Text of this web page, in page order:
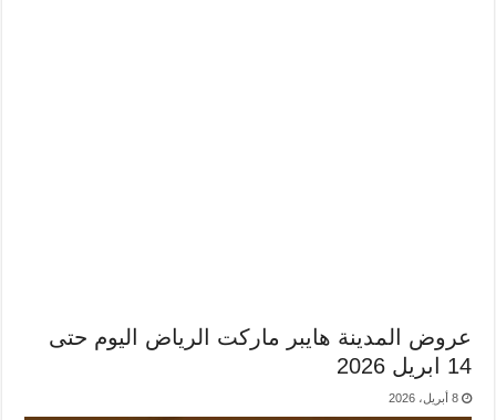
عروض المدينة هايبر ماركت الرياض اليوم حتى
14 ابريل 2026
8 أبريل، 2026